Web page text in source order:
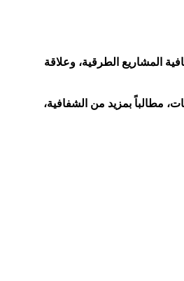
المشاريع الطرقية، وعلاقة
مطالباً بمزيد من الشفافية،